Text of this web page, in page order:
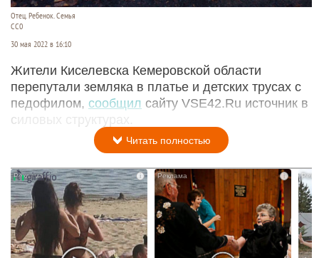
Отец. Ребенок. Семья
СС0
30 мая 2022 в 16:10
Жители Киселевска Кемеровской области
перепутали земляка в платье и детских трусах с
педофилом, сообщил сайту VSE42.Ru источник в
силовых структурах.
Читать полностью
i